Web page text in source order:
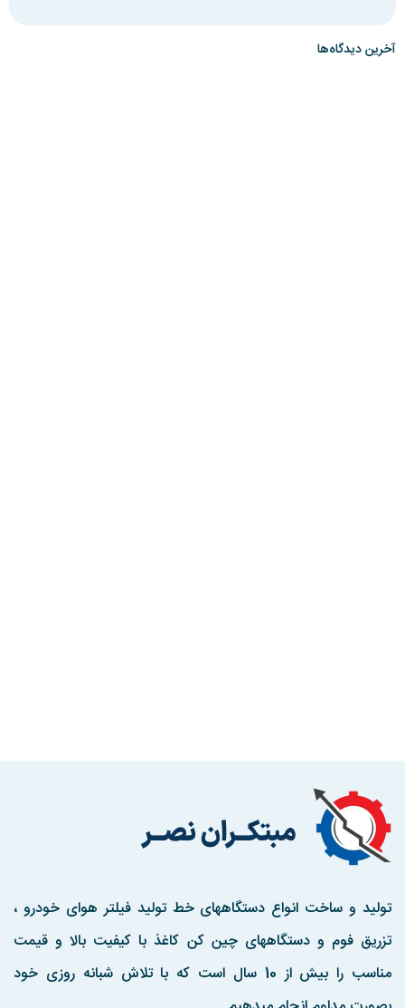
آخرین دیدگاه‌ها
تولید و ساخت انواع دستگاههای خط تولید فیلتر هوای خودرو ،
تزریق فوم و دستگاههای چین کن کاغذ با کیفیت بالا و قیمت
مناسب را بیش از 10 سال است که با تلاش شبانه روزی خود